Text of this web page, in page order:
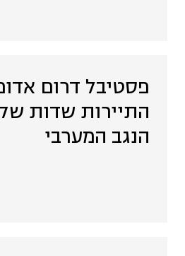
פסטיבל דרום
התיירות שדות
הנגב המערבי